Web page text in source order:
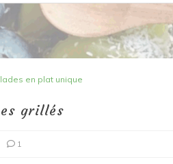
en plat unique
grillés
1